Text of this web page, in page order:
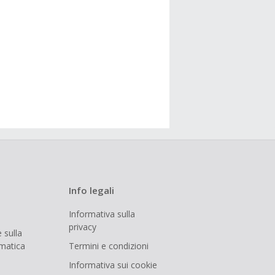
sulla
Info legali
Informativa sulla
privacy
Termini e condizioni
Informativa sui cookie